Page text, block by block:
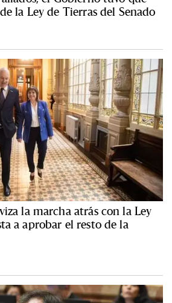
la Ley de Tierras del Senado
la marcha atrás con la Ley
a aprobar el resto de la